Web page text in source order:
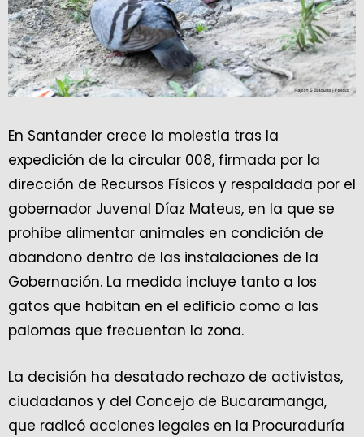
En Santander crece la molestia tras la
expedición de la circular 008, firmada por la
dirección de Recursos Físicos y respaldada por el
gobernador Juvenal Díaz Mateus, en la que se
prohíbe alimentar animales en condición de
abandono dentro de las instalaciones de la
Gobernación. La medida incluye tanto a los
gatos que habitan en el edificio como a las
palomas que frecuentan la zona.
La decisión ha desatado rechazo de activistas,
ciudadanos y del Concejo de Bucaramanga,
que radicó acciones legales en la Procuraduría